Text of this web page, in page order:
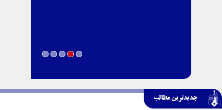
جدیدترین مطالب